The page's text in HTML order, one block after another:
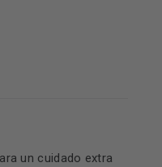
un cuidado extra